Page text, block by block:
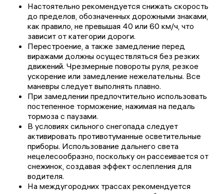
Настоятельно рекомендуется снижать скорость
до пределов, обозначенных дорожными знаками,
как правило, не превышая 40 или 60 км/ч, что
зависит от категории дороги.
Перестроение, а также замедление перед
виражами должны осуществляться без резких
движений. Чрезмерные повороты руля, резкое
ускорение или замедление нежелательны. Все
маневры следует выполнять плавно.
При замедлении предпочтительно использовать
постепенное торможение, нажимая на педаль
тормоза с паузами.
В условиях сильного снегопада следует
активировать противотуманные осветительные
приборы. Использование дальнего света
нецелесообразно, поскольку он рассеивается от
снежинок, создавая эффект ослепления для
водителя.
На междугородних трассах рекомендуется